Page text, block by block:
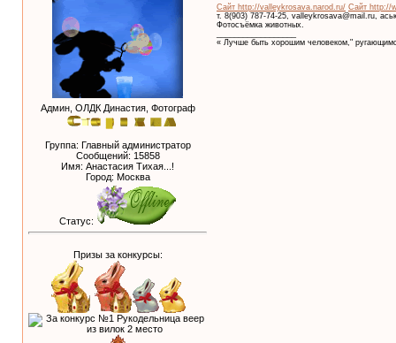
Админ, ОЛДК Династия, Фотограф
Группа: Главный администратор
Сообщений: 15858
Имя: Анастасия Тихая...!
Город: Москва
Статус:
Призы за конкурсы:
Сайт http://valleykrosava.narod.ru/ Сайт http://
т. 8(903) 787-74-25, valleykrosava@mail.ru,
Фотосъёмка животных.
« Лучше быть хорошим человеком,"